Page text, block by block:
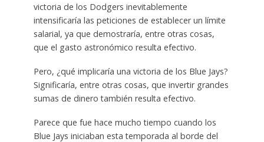
victoria de los Dodgers inevitablemente
intensificaría las peticiones de establecer un límite
salarial, ya que demostraría, entre otras cosas,
que el gasto astronómico resulta efectivo.
Pero, ¿qué implicaría una victoria de los Blue Jays?
Significaría, entre otras cosas, que invertir grandes
sumas de dinero también resulta efectivo.
Parece que fue hace mucho tiempo cuando los
Blue Jays iniciaban esta temporada al borde del